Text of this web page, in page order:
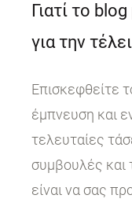
Γιατί το
για την
Επισκεφθείτε
έμπνευση και
τελευταίες
συμβουλές και
είναι να σας